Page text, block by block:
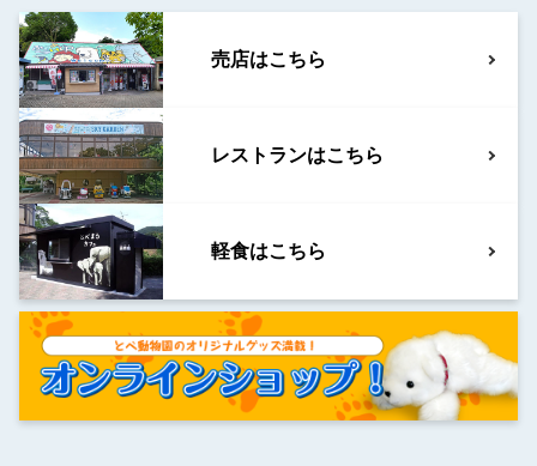
売店はこちら
レストランはこちら
軽食はこちら